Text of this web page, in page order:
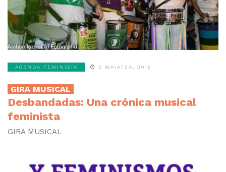
AGENDA FEMINISTA 2 MAIATZA, 2019
GIRA MUSICAL
Desbandadas: Una crónica musical
feminista
GIRA MUSICAL